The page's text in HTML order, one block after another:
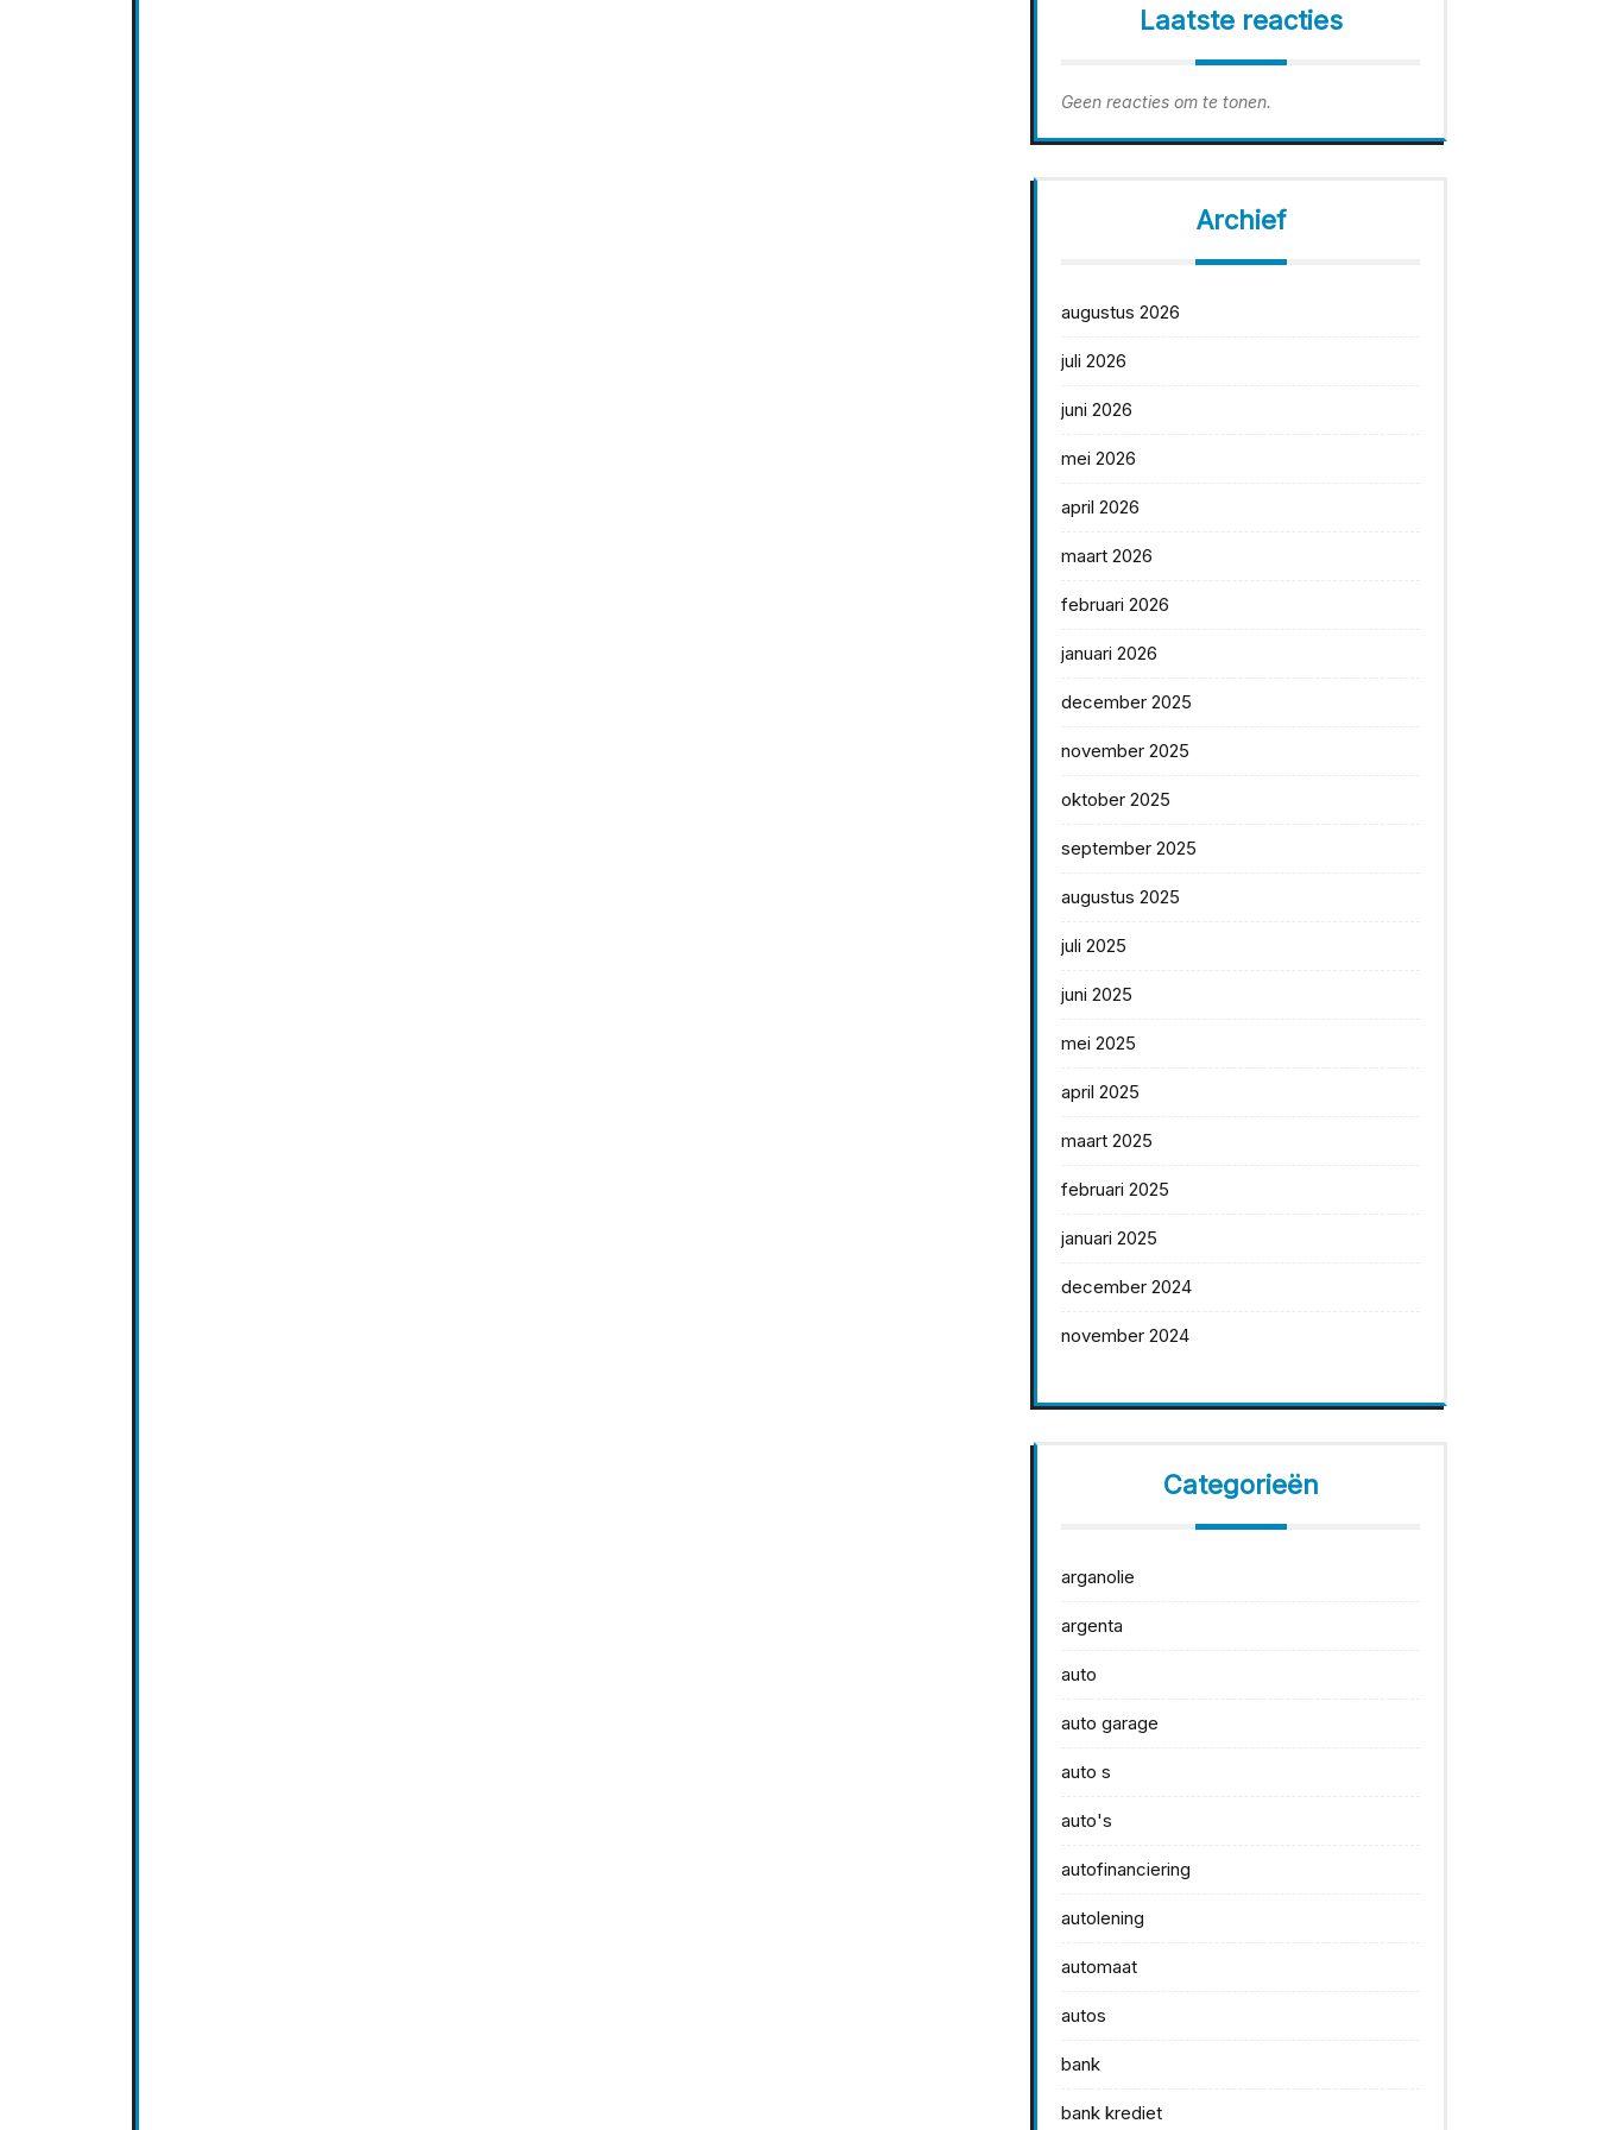
Laatste reacties
Geen reacties om te tonen.
Archief
augustus 2026
juli 2026
juni 2026
mei 2026
april 2026
maart 2026
februari 2026
januari 2026
december 2025
november 2025
oktober 2025
september 2025
augustus 2025
juli 2025
juni 2025
mei 2025
april 2025
maart 2025
februari 2025
januari 2025
december 2024
november 2024
Categorieën
arganolie
argenta
auto
auto garage
auto s
auto's
autofinanciering
autolening
automaat
autos
bank
bank krediet